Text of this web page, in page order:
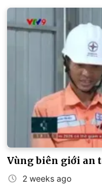
Vùng biên giới an
2 weeks ago